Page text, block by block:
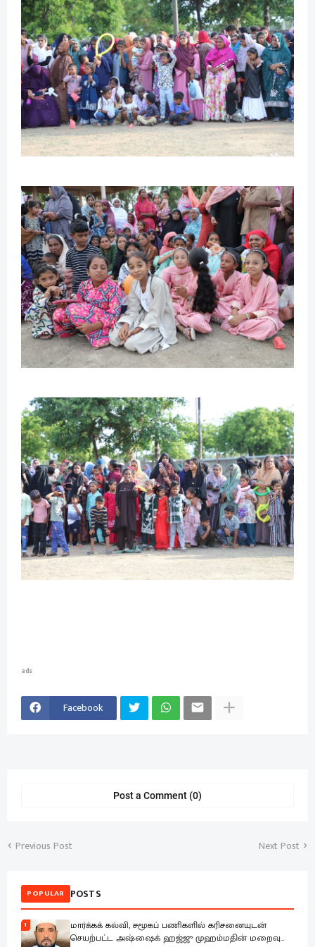
ads
Facebook
Post a Comment (0)
Previous Post Next Post
POPULAR POSTS
1
மார்க்கக் கல்வி, சமூகப் பணிகளில் கரிசனையுடன்
செயற்பட்ட அஷ்ஷைக் ஹஜ்ஜு முஹம்மதின் மறைவு